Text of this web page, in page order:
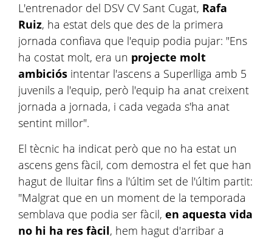
L'entrenador del DSV CV Sant Cugat, Rafa
Ruiz, ha estat dels que des de la primera
jornada confiava que l'equip podia pujar: "Ens
ha costat molt, era un projecte molt
ambiciós intentar l'ascens a Superlliga amb 5
juvenils a l'equip, però l'equip ha anat creixent
jornada a jornada, i cada vegada s'ha anat
sentint millor".
El tècnic ha indicat però que no ha estat un
ascens gens fàcil, com demostra el fet que han
hagut de lluitar fins a l'últim set de l'últim partit:
"Malgrat que en un moment de la temporada
semblava que podia ser fàcil, en aquesta vida
no hi ha res fàcil, hem hagut d'arribar a